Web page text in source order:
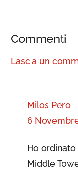
Commenti
Lascia un
Milos Pero
6
Ho ordinato
Middle